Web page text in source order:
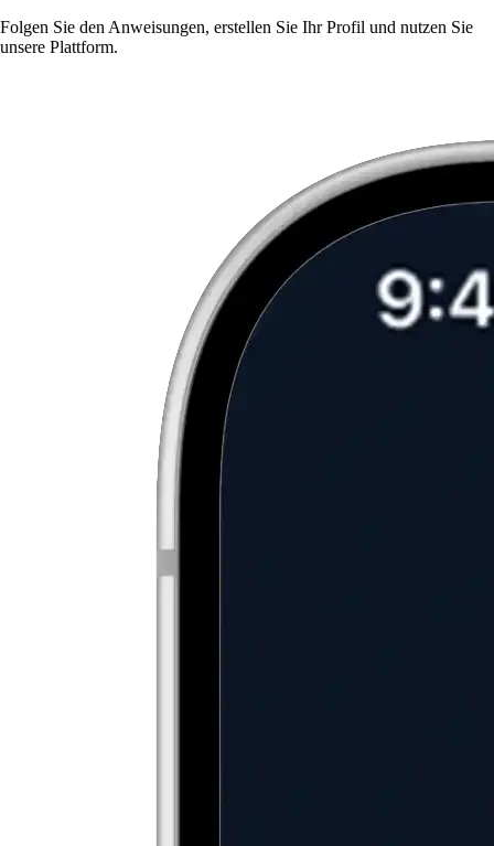
Folgen Sie den Anweisungen, erstellen Sie Ihr Profil und nutzen Sie
unsere Plattform.